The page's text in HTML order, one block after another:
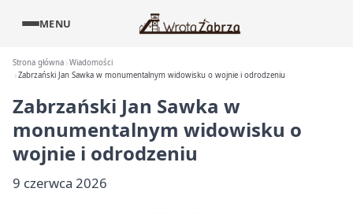
MENU
Strona główna Wiadomości
Zabrzański Jan Sawka w monumentalnym widowisku o wojnie i odrodzeniu
Zabrzański Jan Sawka w
monumentalnym widowisku o
wojnie i odrodzeniu
9 czerwca 2026